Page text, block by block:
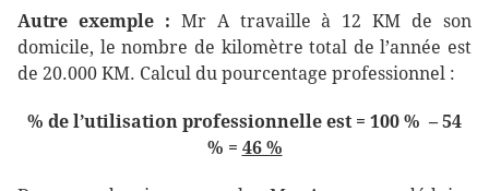
Autre exemple : Mr A travaille à 12 KM de son
domicile, le nombre de kilomètre total de l’année est
de 20.000 KM. Calcul du pourcentage professionnel :
% de l’utilisation professionnelle est = 100 % – 54
% = 46 %